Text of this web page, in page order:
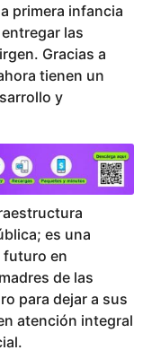
primera infancia
las
Gracias a
tienen un
y
es una
en
de las
para dejar a sus
atención integral